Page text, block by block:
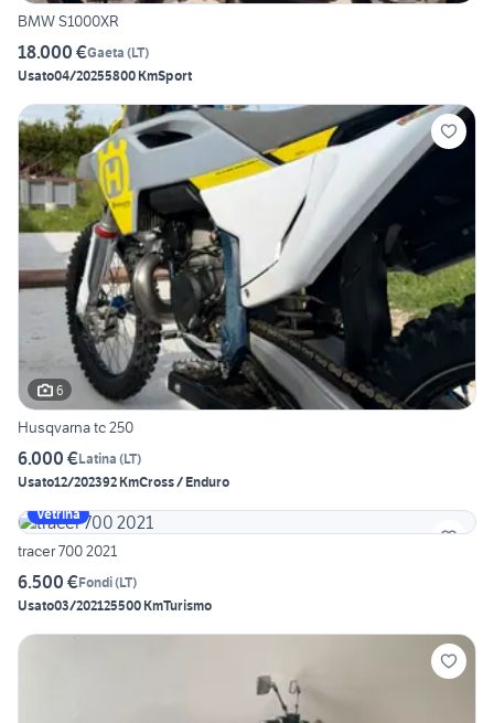
BMW S1000XR
18.000 €Gaeta (LT)
Usato04/20255800 KmSport
6
Husqvarna tc 250
6.000 €Latina (LT)
Usato12/202392 KmCross / Enduro
Vetrina
tracer 700 2021
6.500 €Fondi(LT)
Usato03/202125500 KmTurismo